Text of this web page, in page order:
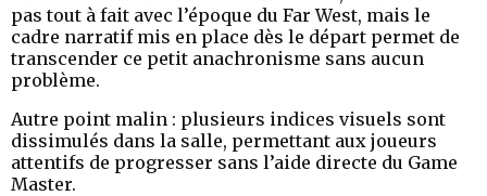
pas tout à fait avec l’époque du Far West, mais le
cadre narratif mis en place dès le départ permet de
transcender ce petit anachronisme sans aucun
problème.
Autre point malin : plusieurs indices visuels sont
dissimulés dans la salle, permettant aux joueurs
attentifs de progresser sans l’aide directe du Game
Master.